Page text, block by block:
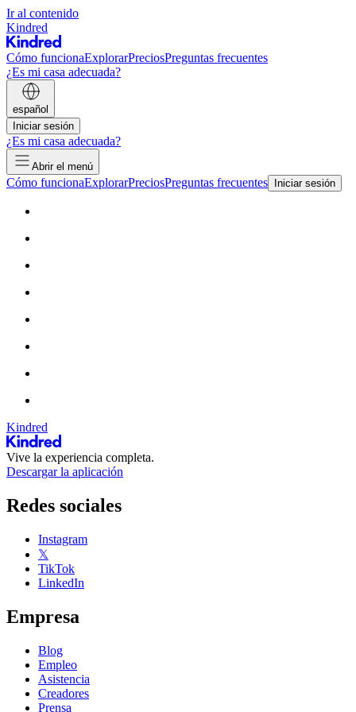
Ir al contenido
Kindred
Cómo funcionaExplorarPreciosPreguntas frecuentes
¿Es mi casa adecuada?
español
Iniciar sesión
¿Es mi casa adecuada?
Abrir el menú
Cómo funcionaExplorarPreciosPreguntas frecuentes Iniciar sesión
Kindred
Vive la experiencia completa.
Descargar la aplicación
Redes sociales
Instagram
𝕏
TikTok
LinkedIn
Empresa
Blog
Empleo
Asistencia
Creadores
Prensa